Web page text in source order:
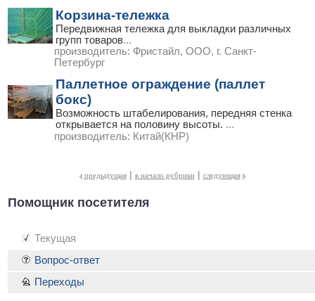
Корзина-тележка
Передвижная тележка для выкладки различных
групп товаров...
производитель: Фристайл, ООО, г. Санкт-
Петербург
Паллетное ограждение (паллет
бокс)
Возможность штабелирования, передняя стенка
открывается на половину высоты. ...
производитель: Китай(КНР)
предыдущая | в начало рубрики | следующая
Помощник посетителя
Текущая
Вопрос-ответ
Переходы